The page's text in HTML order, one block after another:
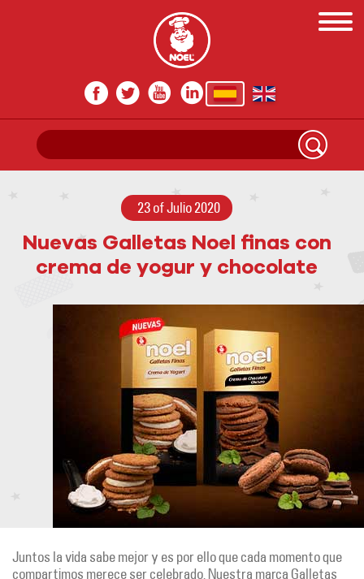
23 of Julio 2020
Nuevas Galletas Noel finas con
crema de yogur y chocolate
Juntos la vida sabe mejor y es por ello que cada momento que
compartimos merece ser celebrado. Nuestra marca Galletas